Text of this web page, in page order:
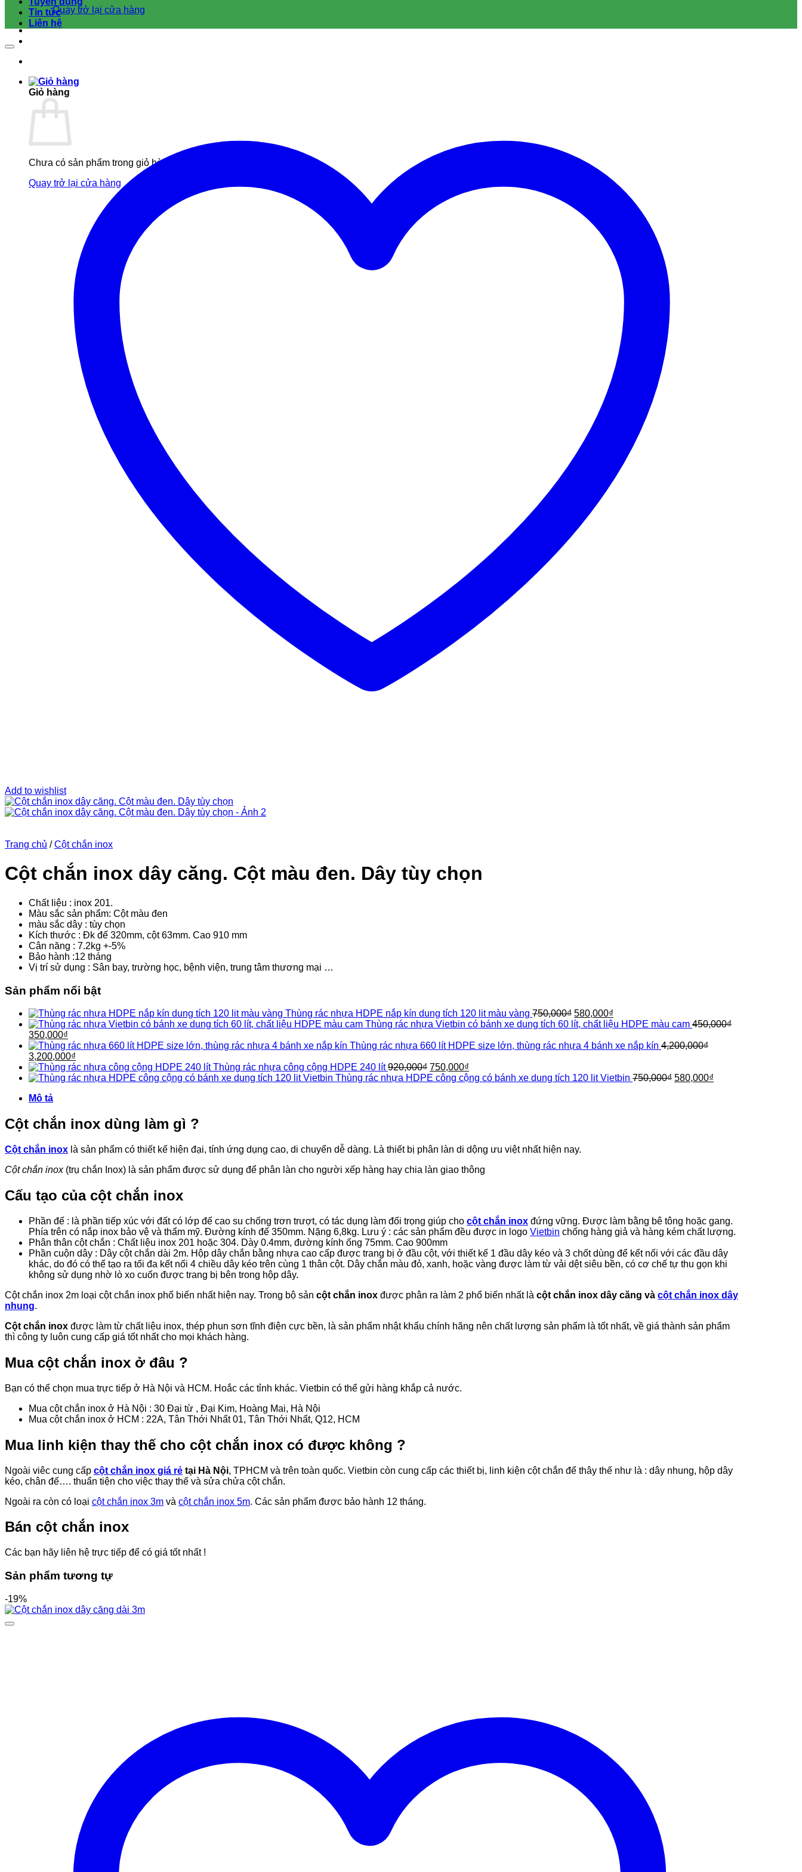
Quay trở lại cửa hàng
Giỏ hàng
Chưa có sản phẩm trong giỏ hàng.
Quay trở lại cửa hàng
Tin tức
Liên hệ
Add to wishlist
Trang chủ / Cột chắn inox
Cột chắn inox dây căng. Cột màu đen. Dây tùy chọn
Chất liệu : inox 201.
Màu sắc sản phẩm: Cột màu đen
màu sắc dây : tùy chọn
Kích thước : Đk đế 320mm, cột 63mm. Cao 910 mm
Cân năng : 7.2kg +-5%
Bảo hành :12 tháng
Vị trí sử dụng : Sân bay, trường học, bệnh viện, trung tâm thương mại …
Sản phẩm nổi bật
Thùng rác nhựa HDPE nắp kín dung tích 120 lit màu vàng 750,000₫ Giá
gốc
750,000₫.
580,000₫
hiện
là:
Thùng rác nhựa Vietbin có bánh xe dung tích 60 lít, chất liệu HDPE màu cam 450,000₫
Giá
gốc
là:
450,000₫.
350,000₫
hiện
tại
là:
350,000₫.
Thùng rác nhựa 660 lít HDPE size lớn, thùng rác nhựa 4 bánh xe nắp kín 4,200,000₫
Giá
gốc
là:
3,200,000₫
hiện
tại
Thùng rác nhựa công cộng HDPE 240 lít 920,000₫ Giá
gốc
750,000₫
hiện
Thùng rác nhựa HDPE công cộng có bánh xe dung tích 120 lit Vietbin 750,000₫ Giá
580,000₫
Mô tả
Cột chắn inox dùng làm gì ?
Cột chắn inox là sản phẩm có thiết kế hiện đại, tính ứng dụng cao, di chuyển dễ dàng. Là thiết bị phân làn di dộng ưu việt nhất hiện nay.
Cột chắn inox(trụ chắn Inox) là sản phẩm được sử dụng để phân làn cho người xếp hàng hay chia làn giao thông
Cấu tạo của cột chắn inox
Phần đế : là phần tiếp xúc với đất có lớp đế cao su chống trơn trượt, có tác dụng làm đối trọng giúp cho cột chắn inox đứng vững. Được làm bằng bê tông hoặc gang.
Phía trên có nắp inox bảo vệ và thẩm mỹ. Đường kính đế 350mm. Nặng 6,8kg. Lưu ý : các sản phẩm đều được in logo Vietbin chống hàng giả và hàng kém chất lượng.
Phân thân cột chắn : Chất liệu inox 201 hoặc 304. Dày 0.4mm, đường kính ống 75mm. Cao 900mm
Phần cuộn dây : Dây cột chắn dài 2m. Hộp dây chắn bằng nhựa cao cấp được trang bị ở đầu cột, với thiết kế 1 đầu dây kéo và 3 chốt dùng để kết nối với các đầu dây
khác, do đó có thể tạo ra tối đa kết nối 4 chiều dây kéo trên cùng 1 thân cột. Dây chắn màu đỏ, xanh, hoặc vàng được làm từ vải dệt siêu bền, có cơ chế tự thu gọn khi
không sử dụng nhờ lò xo cuốn được trang bị bên trong hộp dây.
Cột chắn inox 2m loại cột chắn inox phổ biến nhất hiện nay. Trong bộ sản cột chắn inox được phân ra làm 2 phổ biến nhất là cột chắn inox dây căng và cột chắn inox dây
nhung.
Cột chắn inox được làm từ chất liệu inox, thép phun sơn tĩnh điện cực bền, là sản phẩm nhật khẩu chính hãng nên chất lượng sản phẩm là tốt nhất, về giá thành sản phẩm
thì công ty luôn cung cấp giá tốt nhất cho mọi khách hàng.
Mua cột chắn inox ở đâu ?
Bạn có thể chọn mua trực tiếp ở Hà Nội và HCM. Hoắc các tỉnh khác. Vietbin có thể gửi hàng khắp cả nước.
Mua cột chắn inox ở Hà Nội : 30 Đại từ , Đại Kim, Hoàng Mai, Hà Nội
Mua cột chắn inox ở HCM : 22A, Tân Thới Nhất 01, Tân Thới Nhất, Q12, HCM
Mua linh kiện thay thế cho cột chắn inox có được không ?
Ngoài viêc cung cấp cột chắn inox giá rẻ tại Hà Nội, TPHCM và trên toàn quốc. Vietbin còn cung cấp các thiết bị, linh kiện cột chắn để thây thế như là : dây nhung, hộp dây
kéo, chân đế…. thuẩn tiện cho việc thay thế và sửa chửa cột chắn.
Ngoài ra còn có loại cột chắn inox 3m và cột chắn inox 5m. Các sản phẩm được bảo hành 12 tháng.
Bán cột chắn inox
Các bạn hãy liên hệ trực tiếp để có giá tốt nhất !
Sản phẩm tương tự
-19%